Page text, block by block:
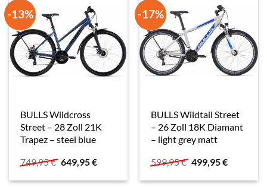
-13%
BULLS Wildcross
Street – 28 Zoll 21K
Trapez – steel blue
749,95€ Ursprünglicher
Preis
war:
649,95€Aktueller
ist:
-17%
BULLS Wildtail Street
– 26 Zoll 18K Diamant
– light grey matt
599,95€ Ursprünglicher
Preis
war:
499,95€Aktueller
ist: